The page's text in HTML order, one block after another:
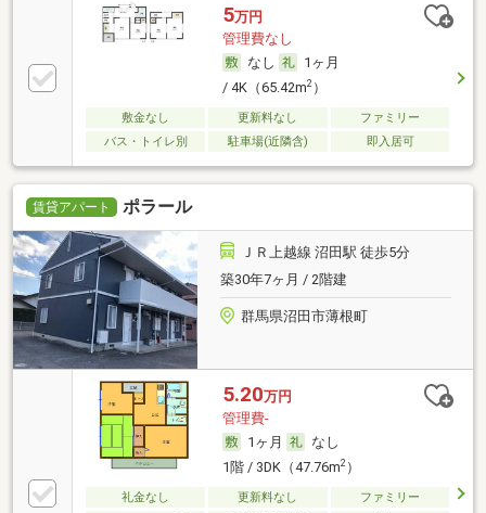
5万円
管理費なし
なし
1ヶ月
/ 4K（65.42m2）
敷金なし 更新料なし
ファミリー
バス・トイレ別
駐車場(近隣含) 即入居可
賃貸アパート ポラール
ＪＲ上越線 沼田駅 徒歩5分
築30年7ヶ月 / 2階建
群馬県沼田市薄根町
5.20万円
管理費-
1ヶ月
なし
1階 / 3DK（47.76m2）
礼金なし 更新料なし
ファミリー